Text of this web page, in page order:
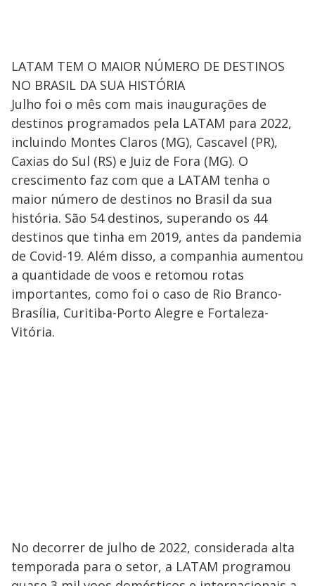
LATAM TEM O MAIOR NÚMERO DE DESTINOS
NO BRASIL DA SUA HISTÓRIA
Julho foi o mês com mais inaugurações de
destinos programados pela LATAM para 2022,
incluindo Montes Claros (MG), Cascavel (PR),
Caxias do Sul (RS) e Juiz de Fora (MG). O
crescimento faz com que a LATAM tenha o
maior número de destinos no Brasil da sua
história. São 54 destinos, superando os 44
destinos que tinha em 2019, antes da pandemia
de Covid-19. Além disso, a companhia aumentou
a quantidade de voos e retomou rotas
importantes, como foi o caso de Rio Branco-
Brasília, Curitiba-Porto Alegre e Fortaleza-
Vitória.
No decorrer de julho de 2022, considerada alta
temporada para o setor, a LATAM programou